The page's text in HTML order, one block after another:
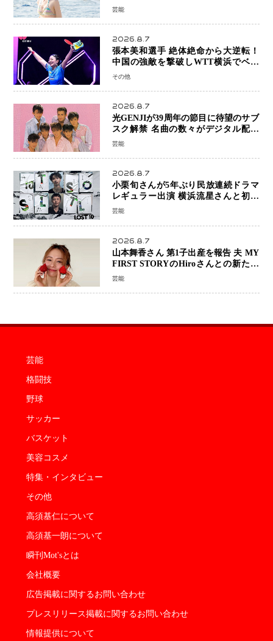
魅せる25歳の新境地
芸能
2026.8.7
張本美和選手 絶体絶命から大逆転！
中国の強敵を撃破しWTT横浜でベス
ト8進出
その他
2026.8.7
光GENJIが39周年の節目に待望のサブ
スク解禁 名曲の数々がデジタル配信
へ 40周年へ向け1年間で全作品を順次
芸能
2026.8.7
小栗旬さんが5年ぶり民放連続ドラマ
レギュラー出演 横浜流星さんと初共
演『LOST10』で異色バディ結成
芸能
2026.8.7
山本舞香さん 第1子出産を報告 夫 MY
FIRST STORYのHiroさんとの新たな
家族生活「母子ともに健康」
芸能
芸能
格闘技
野球
サッカー
バスケット
美容コスメ
特集・インタビュー
その他
高須基仁について
高須基一朗について
瞬刊Mot'sとは
会社概要
広告掲載に関するお問い合わせ
プレスリリース掲載に関するお問い合わせ
情報提供について